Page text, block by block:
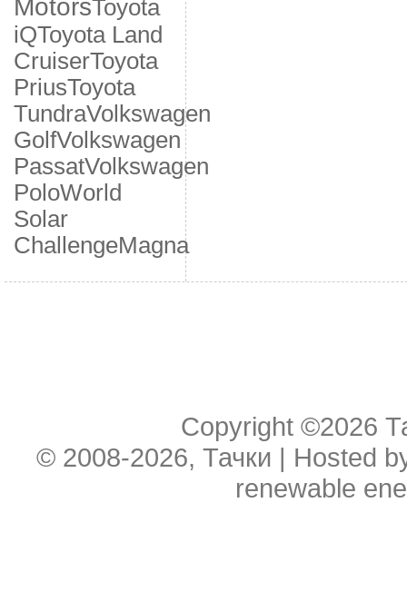
MotorsToyota
iQToyota Land
CruiserToyota
PriusToyota
TundraVolkswagen
GolfVolkswagen
PassatVolkswagen
PoloWorld
Solar
ChallengeМagna
Copyright ©2026
© 2008-2026, Тачки | Hosted
renewable